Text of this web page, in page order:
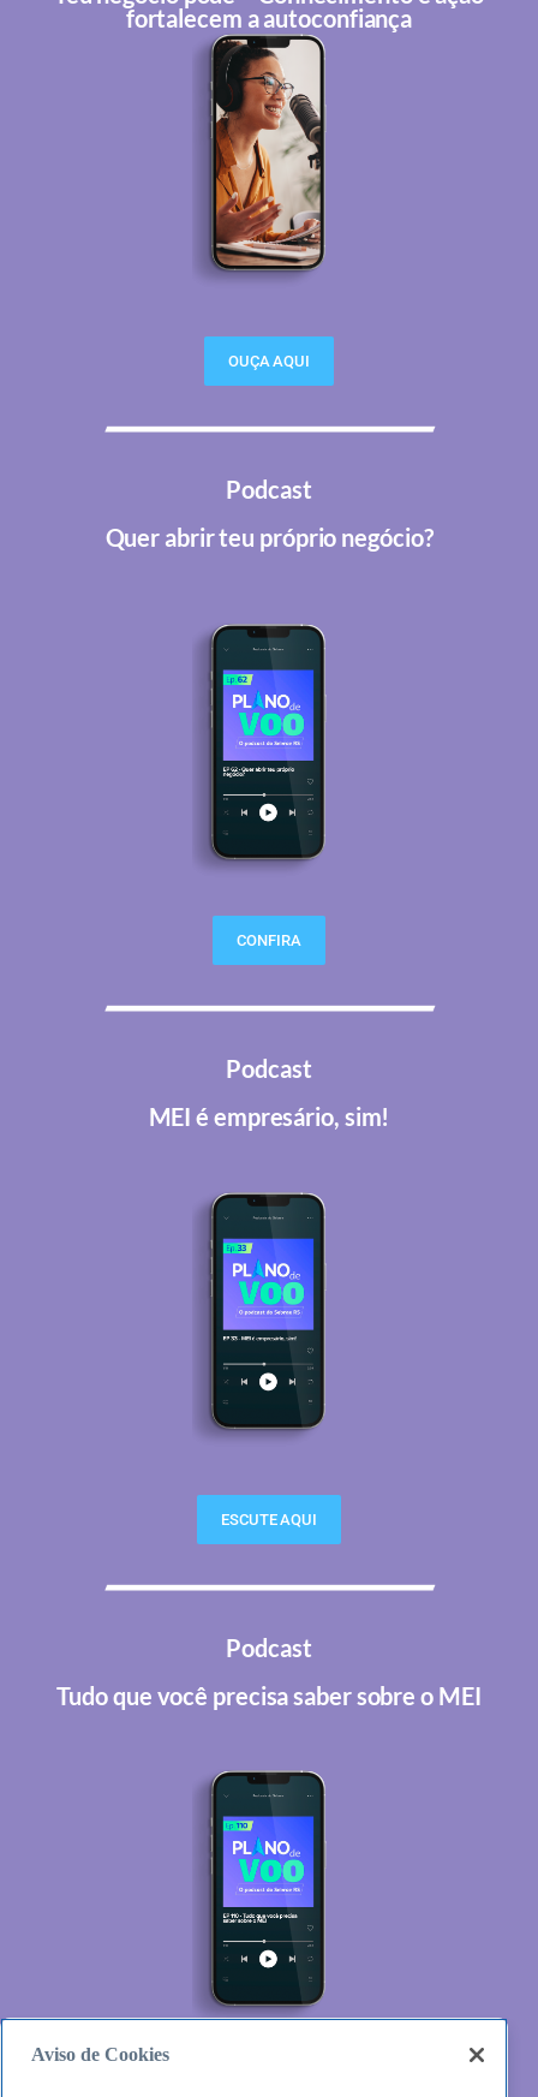
fortalecem a autoconfiança
OUÇA AQUI
Podcast
Quer abrir teu próprio negócio?
CONFIRA
Podcast
MEI é empresário, sim!
ESCUTE AQUI
Podcast
Tudo que você precisa saber sobre o MEI
Aviso de Cookies